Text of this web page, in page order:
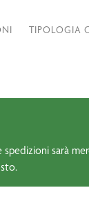
TIPOLOGIA
sarà